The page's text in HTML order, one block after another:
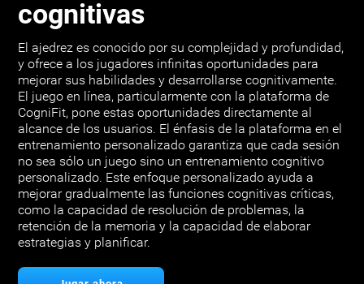
cognitivas
El ajedrez es conocido por su complejidad y profundidad,
y ofrece a los jugadores infinitas oportunidades para
mejorar sus habilidades y desarrollarse cognitivamente.
El juego en línea, particularmente con la plataforma de
CogniFit, pone estas oportunidades directamente al
alcance de los usuarios. El énfasis de la plataforma en el
entrenamiento personalizado garantiza que cada sesión
no sea sólo un juego sino un entrenamiento cognitivo
personalizado. Este enfoque personalizado ayuda a
mejorar gradualmente las funciones cognitivas críticas,
como la capacidad de resolución de problemas, la
retención de la memoria y la capacidad de elaborar
estrategias y planificar.